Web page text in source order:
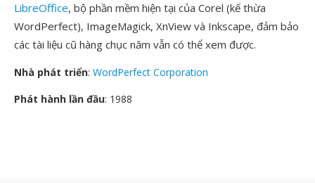
LibreOffice, bộ phần mềm hiện tại của Corel (kế thừa
WordPerfect), ImageMagick, XnView và Inkscape, đảm bảo
các tài liệu cũ hàng chục năm vẫn có thể xem được.
Nhà phát triển: WordPerfect Corporation
Phát hành lần đầu: 1988